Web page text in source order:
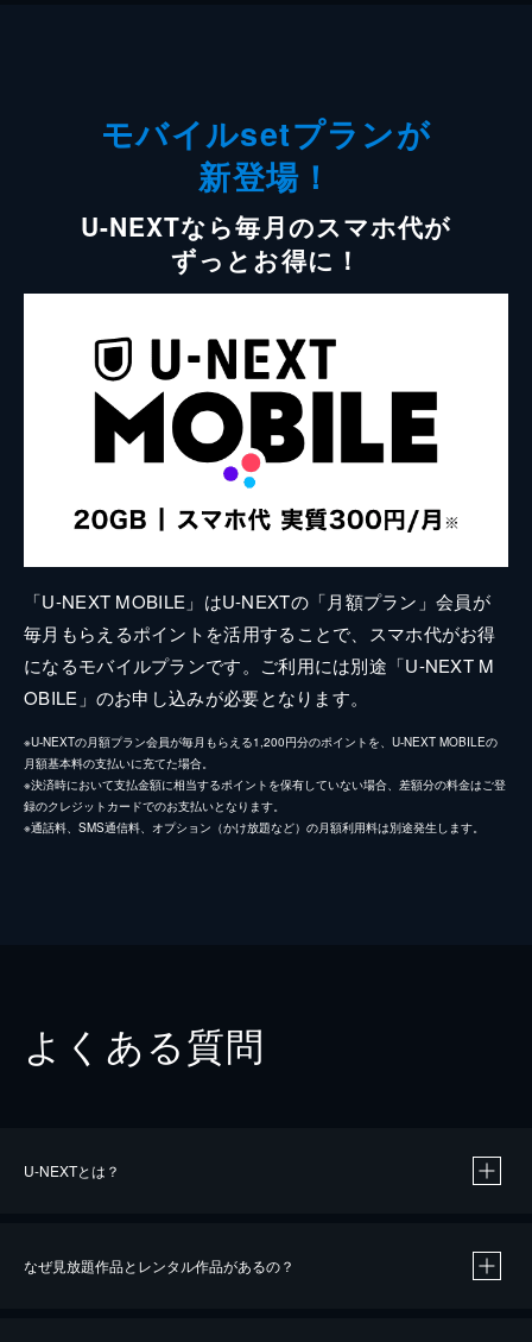
モバイルsetプランが
新登場！
U-NEXTなら毎月のスマホ代が
ずっとお得に！
「U-NEXT MOBILE」はU-NEXTの「月額プラン」会員が
毎月もらえるポイントを活用することで、スマホ代がお得
になるモバイルプランです。ご利用には別途「U-NEXT M
OBILE」のお申し込みが必要となります。
※U-NEXTの月額プラン会員が毎月もらえる1,200円分のポイントを、U-NEXT MOBILEの
月額基本料の支払いに充てた場合。
※決済時において支払金額に相当するポイントを保有していない場合、差額分の料金はご登
録のクレジットカードでのお支払いとなります。
※通話料、SMS通信料、オプション（かけ放題など）の月額利用料は別途発生します。
よくある質問
U-NEXTとは？
なぜ見放題作品とレンタル作品があるの？